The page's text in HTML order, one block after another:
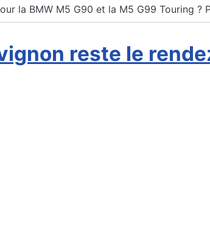
la BMW M5 G90 et la M5 G99 Touring ?
reste le